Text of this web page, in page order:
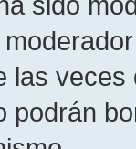
las
podrán